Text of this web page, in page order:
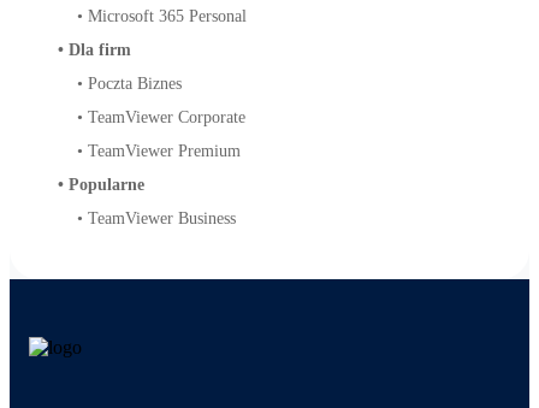
• Microsoft 365 Personal
• Dla firm
• Poczta Biznes
• TeamViewer Corporate
• TeamViewer Premium
• Popularne
• TeamViewer Business